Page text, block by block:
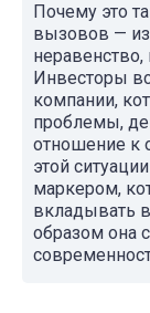
Почему это
вызовов —
Инвесторы
компании,
проблемы,
отношение к
этой
маркером,
вкладывать
образом она